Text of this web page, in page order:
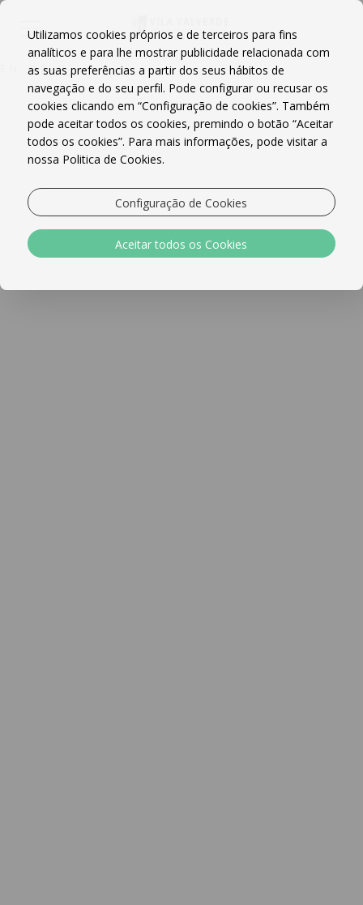
DE PT
Utilizamos cookies próprios e de terceiros para fins
analíticos e para lhe mostrar publicidade relacionada com
as suas preferências a partir dos seus hábitos de
navegação e do seu perfil. Pode configurar ou recusar os
cookies clicando em “Configuração de cookies”. Também
pode aceitar todos os cookies, premindo o botão “Aceitar
todos os cookies”. Para mais informações, pode visitar a
nossa Politica de Cookies.
Configuração de Cookies
Aceitar todos os Cookies